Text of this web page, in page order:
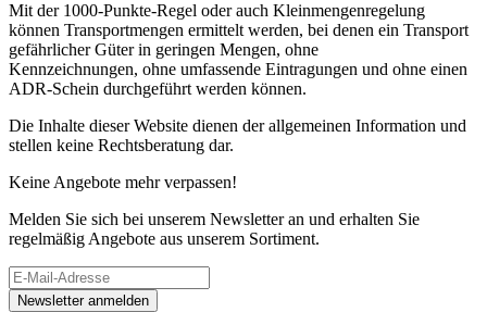
Mit der 1000-Punkte-Regel oder auch Kleinmengenregelung
können Transportmengen ermittelt werden, bei denen ein Transport
gefährlicher Güter in geringen Mengen, ohne
Kennzeichnungen, ohne umfassende Eintragungen und ohne einen
ADR-Schein durchgeführt werden können.
Die Inhalte dieser Website dienen der allgemeinen Information und
stellen keine Rechtsberatung dar.
Keine Angebote mehr verpassen!
Melden Sie sich bei unserem Newsletter an und erhalten Sie
regelmäßig Angebote aus unserem Sortiment.
Newsletter anmelden